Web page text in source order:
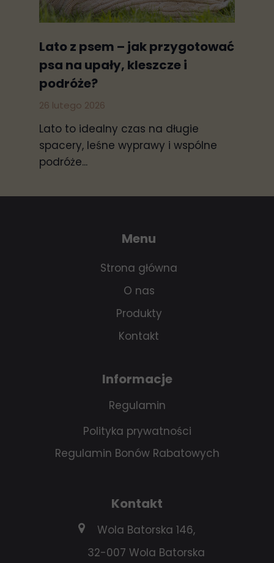
Lato z psem – jak przygotować
psa na upały, kleszcze i
podróże?
26 lutego 2026
Lato to idealny czas na długie
spacery, leśne wyprawy i wspólne
podróże...
Kontakt
Informacje
Menu
Strona główna
O nas
Produkty
Kontakt
Regulamin Bonów Rabatowych
Polityka prywatności
Regulamin
Wola Batorska 146,
32-007 Wola Batorska